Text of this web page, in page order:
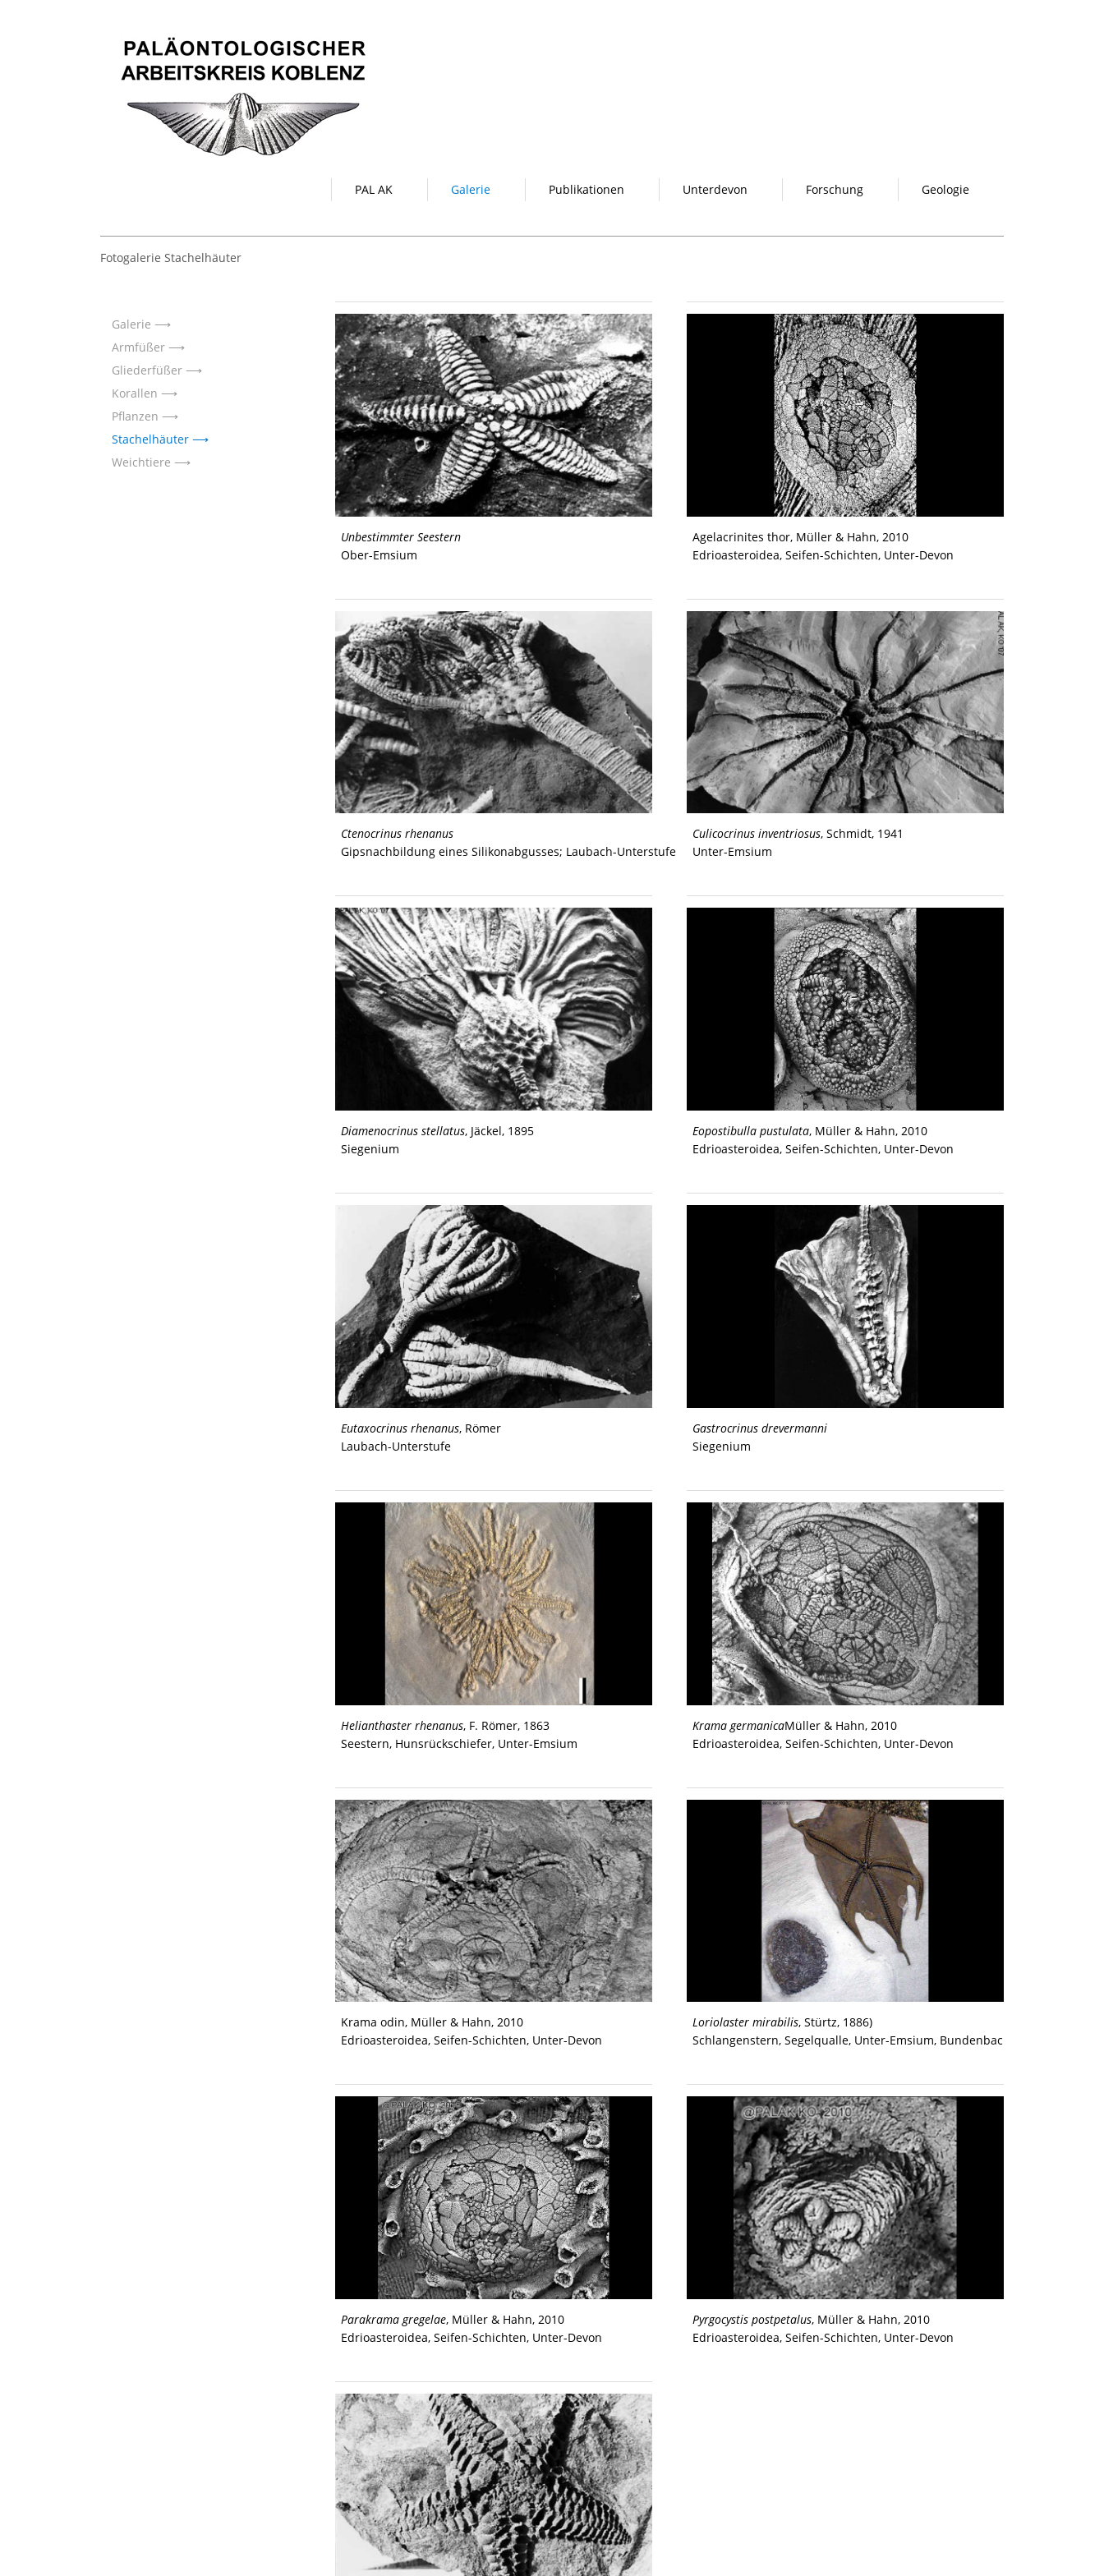
PAL AK Galerie Publikationen Unterdevon Forschung Geologie
Fotogalerie Stachelhäuter
Galerie
Armfüßer
Gliederfüßer
Korallen
Pflanzen
Stachelhäuter
Weichtiere
Unbestimmter Seestern
Ober-Emsium
Agelacrinites thor, Müller & Hahn, 2010
Edrioasteroidea, Seifen-Schichten, Unter-Devon
Ctenocrinus rhenanus
Gipsnachbildung eines Silikonabgusses; Laubach-Unterstufe
Culicocrinus inventriosus, Schmidt, 1941
Unter-Emsium
Diamenocrinus stellatus, Jäckel, 1895
Siegenium
Eopostibulla pustulata, Müller & Hahn, 2010
Edrioasteroidea, Seifen-Schichten, Unter-Devon
Eutaxocrinus rhenanus, Römer
Laubach-Unterstufe
Gastrocrinus drevermanni
Siegenium
Helianthaster rhenanus, F. Römer, 1863
Seestern, Hunsrückschiefer, Unter-Emsium
Krama germanicaMüller & Hahn, 2010
Edrioasteroidea, Seifen-Schichten, Unter-Devon
Krama odin, Müller & Hahn, 2010
Edrioasteroidea, Seifen-Schichten, Unter-Devon
Loriolaster mirabilis, Stürtz, 1886)
Schlangenstern, Segelqualle, Unter-Emsium, Bundenbach
Parakrama gregelae, Müller & Hahn, 2010
Edrioasteroidea, Seifen-Schichten, Unter-Devon
Pyrgocystis postpetalus, Müller & Hahn, 2010
Edrioasteroidea, Seifen-Schichten, Unter-Devon